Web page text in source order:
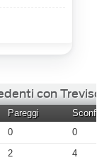
con
Pareggi
0
0
2
4